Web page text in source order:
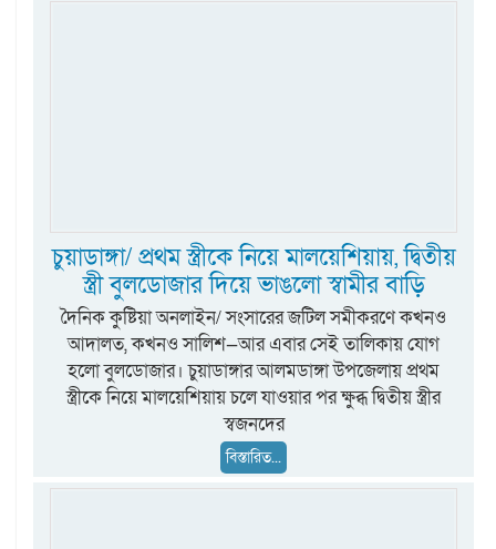
চুয়াডাঙ্গা/ প্রথম স্ত্রীকে নিয়ে মালয়েশিয়ায়, দ্বিতীয়
স্ত্রী বুলডোজার দিয়ে ভাঙলো স্বামীর বাড়ি
দৈনিক কুষ্টিয়া অনলাইন/ সংসারের জটিল সমীকরণে কখনও
আদালত, কখনও সালিশ—আর এবার সেই তালিকায় যোগ
হলো বুলডোজার। চুয়াডাঙ্গার আলমডাঙ্গা উপজেলায় প্রথম
স্ত্রীকে নিয়ে মালয়েশিয়ায় চলে যাওয়ার পর ক্ষুব্ধ দ্বিতীয় স্ত্রীর
স্বজনদের
বিস্তারিত...